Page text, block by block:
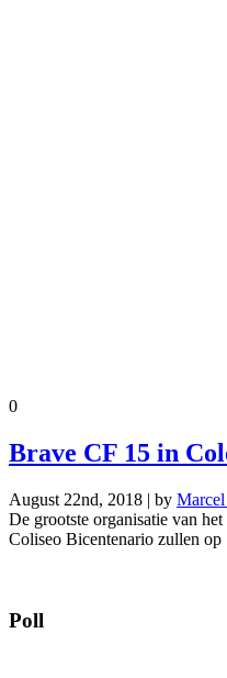
0
Brave CF 15 in
August 22nd, 2018 | by
De grootste organisatie van
Coliseo Bicentenario zullen op
Poll